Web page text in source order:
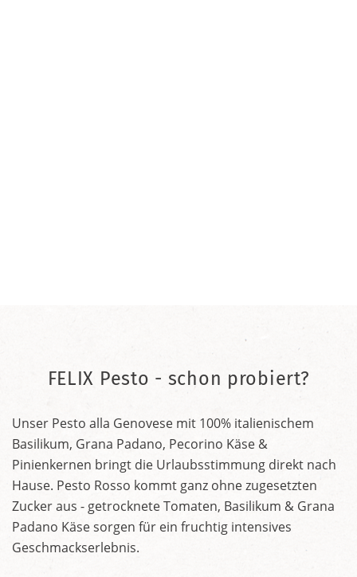
FELIX Pesto - schon probiert?
Unser Pesto alla Genovese mit 100% italienischem
Basilikum, Grana Padano, Pecorino Käse &
Pinienkernen bringt die Urlaubsstimmung direkt nach
Hause. Pesto Rosso kommt ganz ohne zugesetzten
Zucker aus - getrocknete Tomaten, Basilikum & Grana
Padano Käse sorgen für ein fruchtig intensives
Geschmackserlebnis.